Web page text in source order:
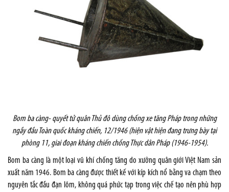
Bom ba càng- quyết tử quân Thủ đô dùng chống xe tăng Pháp trong những
ngầy đầu Toàn quốc kháng chiến, 12/1946 (hiện vật hiện đang trưng bày tại
phòng 11, giai đoạn kháng chiến chống Thực dân Pháp (1946-1954).
Bom ba càng là một loại vũ khí chống tăng do xưởng quân giới Việt Nam sản
xuất năm 1946. Bom ba càng được thiết kế với kíp kích nổ bằng va chạm theo
nguyên tắc đầu đạn lõm, không quá phức tạp trong việc chế tạo nên phù hợp